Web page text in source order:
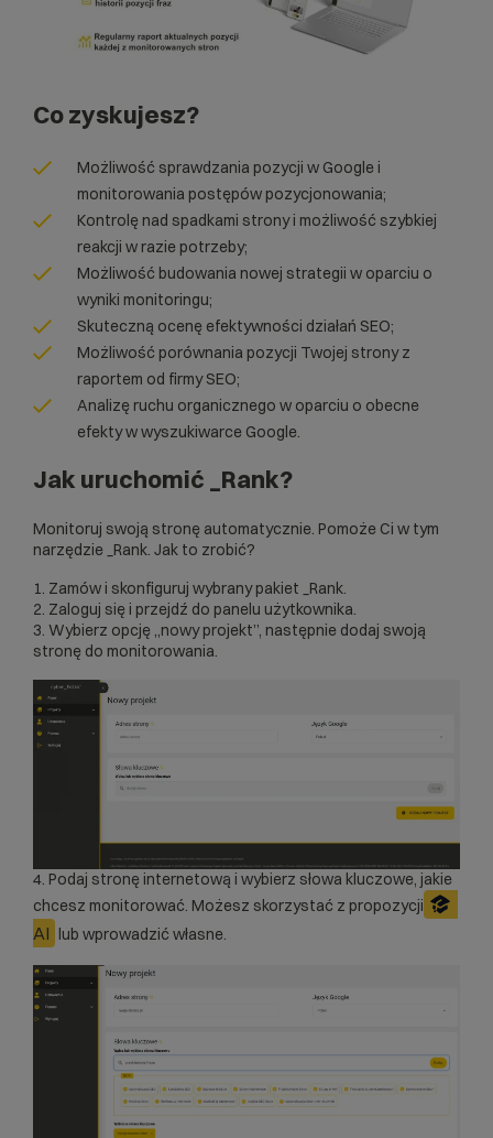
Co zyskujesz?
Możliwość sprawdzania pozycji w Google i
monitorowania postępów pozycjonowania;
Kontrolę nad spadkami strony i możliwość szybkiej
reakcji w razie potrzeby;
Możliwość budowania nowej strategii w oparciu o
wyniki monitoringu;
Skuteczną ocenę efektywności działań SEO;
Możliwość porównania pozycji Twojej strony z
raportem od firmy SEO;
Analizę ruchu organicznego w oparciu o obecne
efekty w wyszukiwarce Google.
Jak uruchomić _Rank?
Monitoruj swoją stronę automatycznie. Pomoże Ci w tym
narzędzie _Rank. Jak to zrobić?
1. Zamów i skonfiguruj wybrany pakiet
_Rank.
2. Zaloguj się i przejdź do panelu użytkownika.
3. Wybierz opcję „nowy projekt”, następnie dodaj swoją
stronę do monitorowania.
4. Podaj stronę internetową i wybierz słowa kluczowe, jakie
chcesz monitorować. Możesz skorzystać z propozycji
AI lub wprowadzić własne.